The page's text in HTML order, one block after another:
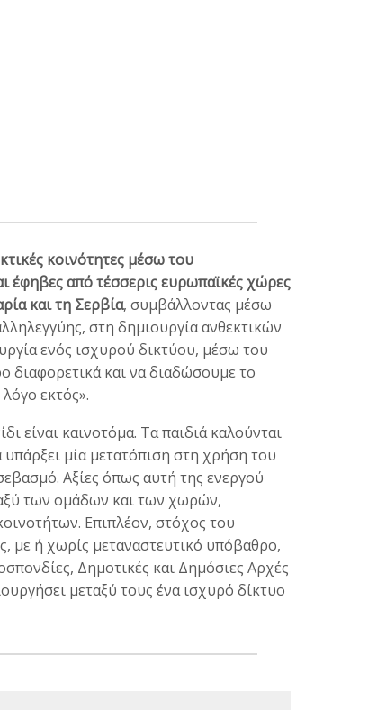
κοινότητες μέσω του
έφηβες από τέσσερις ευρωπαϊκές χώρες
και τη Σερβία, συμβάλλοντας μέσω
στη δημιουργία ανθεκτικών
ενός ισχυρού δικτύου, μέσω του
διαφορετικά και να διαδώσουμε το
εκτός».
είναι καινοτόμα. Τα παιδιά καλούνται
μία μετατόπιση στη χρήση του
Αξίες όπως αυτή της ενεργού
των ομάδων και των χωρών,
Επιπλέον, στόχος του
με ή χωρίς μεταναστευτικό υπόβαθρο,
Δημοτικές και Δημόσιες Αρχές
μεταξύ τους ένα ισχυρό δίκτυο